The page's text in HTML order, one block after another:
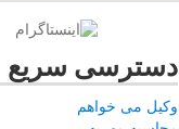
دسترسی سریع
وکیل می خواهم